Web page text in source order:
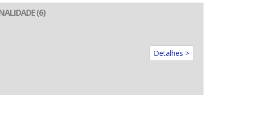
(6)
Detalhes >